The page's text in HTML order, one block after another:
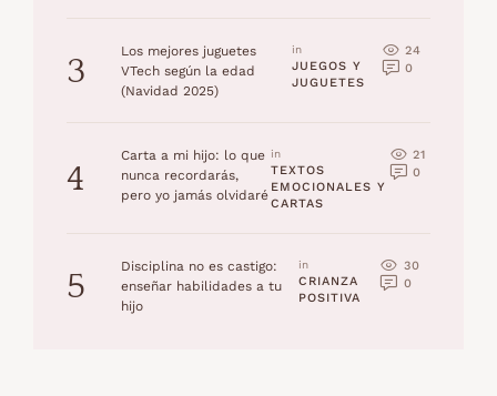
3
Los mejores juguetes
VTech según la edad
(Navidad 2025)
in
JUEGOS Y
JUGUETES
24
0
4
Carta a mi hijo: lo que
nunca recordarás,
pero yo jamás olvidaré
in
TEXTOS
EMOCIONALES Y
CARTAS
21
0
5
Disciplina no es castigo:
enseñar habilidades a tu
hijo
in
CRIANZA
POSITIVA
30
0